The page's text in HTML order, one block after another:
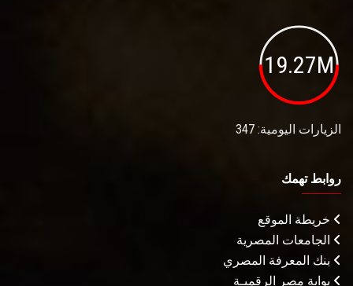
19.27M
الزيارات اليومية: 347
روابط تهمك
خريطة الموقع
الجامعات المصرية
بنك المعرفة المصري
بوابة مصر الرقميـة